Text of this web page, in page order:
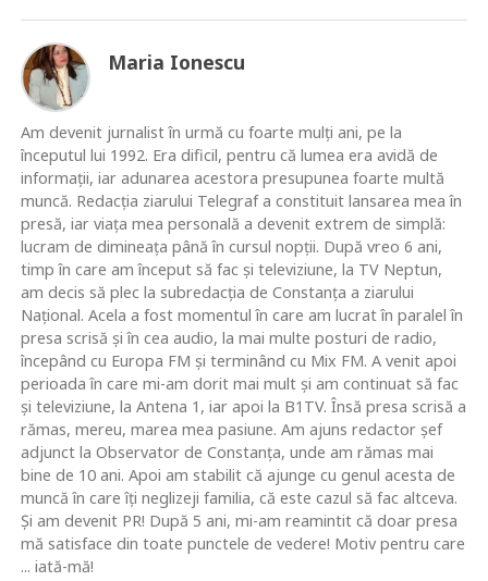
Maria Ionescu
Am devenit jurnalist în urmă cu foarte mulţi ani, pe la
începutul lui 1992. Era dificil, pentru că lumea era avidă de
informaţii, iar adunarea acestora presupunea foarte multă
muncă. Redacţia ziarului Telegraf a constituit lansarea mea în
presă, iar viaţa mea personală a devenit extrem de simplă:
lucram de dimineaţa până în cursul nopţii. După vreo 6 ani,
timp în care am început să fac şi televiziune, la TV Neptun,
am decis să plec la subredacţia de Constanţa a ziarului
Naţional. Acela a fost momentul în care am lucrat în paralel în
presa scrisă şi în cea audio, la mai multe posturi de radio,
începând cu Europa FM şi terminând cu Mix FM. A venit apoi
perioada în care mi-am dorit mai mult şi am continuat să fac
şi televiziune, la Antena 1, iar apoi la B1TV. Însă presa scrisă a
rămas, mereu, marea mea pasiune. Am ajuns redactor şef
adjunct la Observator de Constanţa, unde am rămas mai
bine de 10 ani. Apoi am stabilit că ajunge cu genul acesta de
muncă în care îţi neglizeji familia, că este cazul să fac altceva.
Şi am devenit PR! După 5 ani, mi-am reamintit că doar presa
mă satisface din toate punctele de vedere! Motiv pentru care
... iată-mă!